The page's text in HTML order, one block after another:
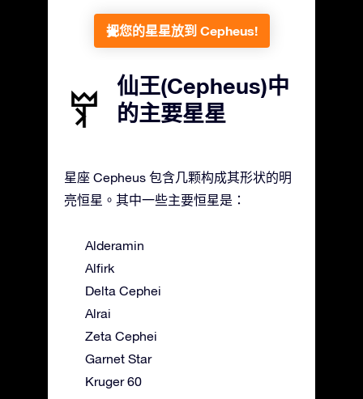
把您的星星放到 Cepheus!
仙王(Cepheus)中
的主要星星
星座 Cepheus 包含几颗构成其形状的明
亮恒星。其中一些主要恒星是：
Alderamin
Alfirk
Delta Cephei
Alrai
Zeta Cephei
Garnet Star
Kruger 60